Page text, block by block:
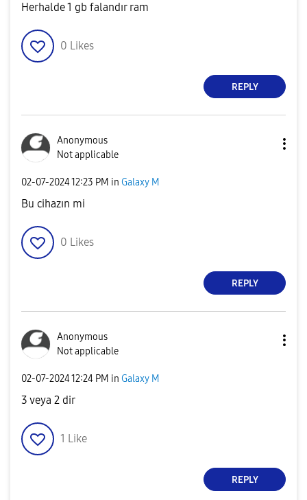
Herhalde 1 gb falandır ram
0 Likes
REPLY
Anonymous
Not applicable
‎02-07-202412:23 PM in Galaxy M
Bu cihazın mi
0 Likes
REPLY
Anonymous
Not applicable
‎02-07-202412:24 PM in Galaxy M
3 veya 2 dir
1 Like
REPLY